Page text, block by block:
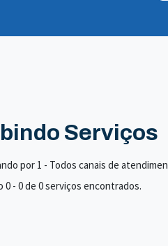
Serviços
por 1 - Todos canais de
0 - 0 de 0 serviços encontrados.